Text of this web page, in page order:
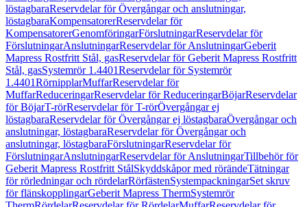
löstagbaraReservdelar för Övergångar och anslutningar,
löstagbaraKompensatorerReservdelar för
KompensatorerGenomföringarFörslutningarReservdelar för
FörslutningarAnslutningarReservdelar för AnslutningarGeberit
Mapress Rostfritt Stål, gasReservdelar för Geberit Mapress Rostfritt
Stål, gasSystemrör 1.4401Reservdelar för Systemrör
1.4401RörnipplarMuffarReservdelar för
MuffarReduceringarReservdelar för ReduceringarBöjarReservdelar
för BöjarT-rörReservdelar för T-rörÖvergångar ej
löstagbaraReservdelar för Övergångar ej löstagbaraÖvergångar och
anslutningar, löstagbaraReservdelar för Övergångar och
anslutningar, löstagbaraFörslutningarReservdelar för
FörslutningarAnslutningarReservdelar för AnslutningarTillbehör för
Geberit Mapress Rostfritt StålSkyddskåpor med rörändeTätningar
för rörledningar och rördelarRörfästenSystempackningarSet skruv
för flänskopplingarGeberit Mapress ThermSystemrör